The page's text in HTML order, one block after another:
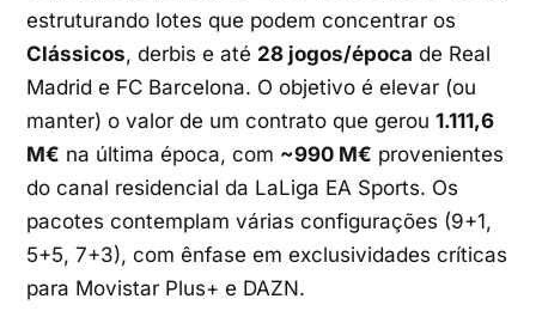
estruturando lotes que podem concentrar os
Clássicos, derbis e até 28 jogos/época de Real
Madrid e FC Barcelona. O objetivo é elevar (ou
manter) o valor de um contrato que gerou1.111,6
M€ na última época, com ~990 M€ provenientes
do canal residencial da LaLiga EA Sports. Os
pacotes contemplam várias configurações (9+1,
5+5, 7+3), com ênfase em exclusividades críticas
para Movistar Plus+ e DAZN.